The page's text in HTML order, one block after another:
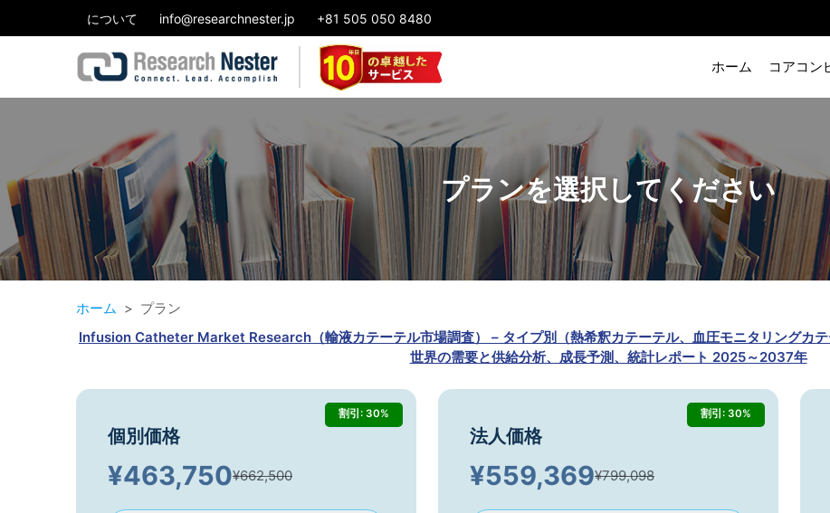
について info@researchnester.jp +81 505 050 8480
ホーム コアコン
プランを選択してください
ホーム
プラン
Infusion Catheter Market Research（輸液カテーテル市場調査） – タイプ別（熱希釈カテーテル、血圧モニタリングカ
世界の需要と供給分析、成長予測、統計レポート 2025～2037年
割引: 30%
個別価格
¥463,750¥662,500
割引: 30%
法人価格
¥559,369¥799,098